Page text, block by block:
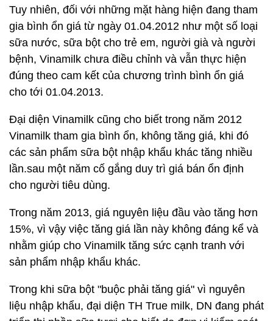
Tuy nhiên, đối với những mặt hàng hiện đang tham
gia bình ổn giá từ ngày 01.04.2012 như một số loại
sữa nước, sữa bột cho trẻ em, người già và người
bệnh, Vinamilk chưa điều chỉnh và vẫn thực hiện
đúng theo cam kết của chương trình bình ổn giá
cho tới 01.04.2013.
Đại diện Vinamilk cũng cho biết trong năm 2012
Vinamilk tham gia bình ổn, không tăng giá, khi đó
các sản phẩm sữa bột nhập khẩu khác tăng nhiều
lần.sau một năm cố gắng duy trì giá bán ổn định
cho người tiêu dùng.
Trong năm 2013, giá nguyên liệu đầu vào tăng hơn
15%, vì vậy việc tăng giá lần này không đáng kể và
nhằm giúp cho Vinamilk tăng sức cạnh tranh với
sản phẩm nhập khẩu khác.
Trong khi sữa bột "buộc phải tăng giá" vì nguyên
liệu nhập khẩu, đại diện TH True milk, DN đang phát